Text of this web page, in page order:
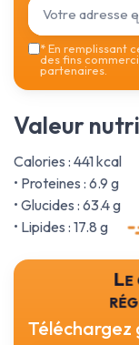
*En remplissant
des fins
partenaires.
Valeur
Calories : 441 kcal
• Proteines : 6.9 g
• Glucides : 63.4 g
• Lipides : 17.8 g
Le
Téléchargez